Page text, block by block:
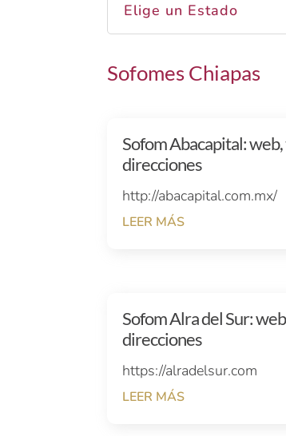
Elige un Estado
Sofomes Chiapas
Sofom Abacapital:
direcciones
http://abacapital.com.mx/
LEER MÁS
Sofom Alra del Sur:
direcciones
https://alradelsur.com
LEER MÁS